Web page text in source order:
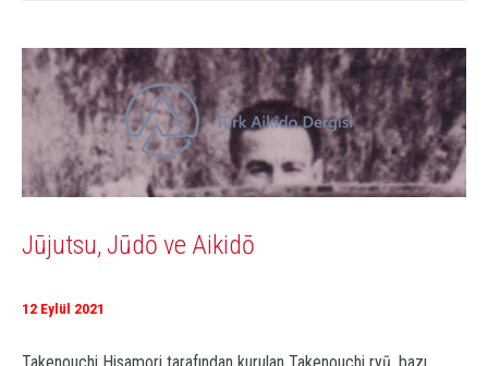
Jūjutsu, Jūdō ve Aikidō
12 Eylül 2021